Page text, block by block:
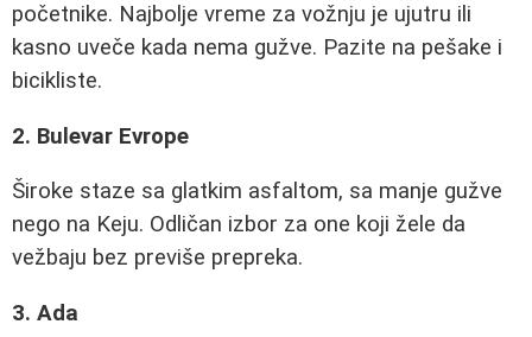
početnike. Najbolje vreme za vožnju je ujutru ili
kasno uveče kada nema gužve. Pazite na pešake i
bicikliste.
2. Bulevar Evrope
Široke staze sa glatkim asfaltom, sa manje gužve
nego na Keju. Odličan izbor za one koji žele da
vežbaju bez previše prepreka.
3. Ada